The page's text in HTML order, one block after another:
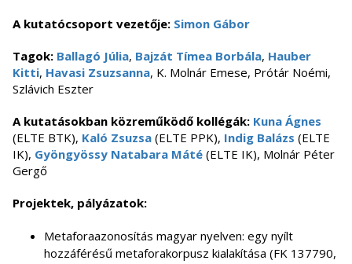
A kutatócsoport vezetője: Simon Gábor
Tagok: Ballagó Júlia, Bajzát Tímea Borbála, Hauber
Kitti, Havasi Zsuzsanna, K. Molnár Emese, Prótár Noémi,
Szlávich Eszter
A kutatásokban közreműködő kollégák: Kuna Ágnes
(ELTE BTK), Kaló Zsuzsa (ELTE PPK), Indig Balázs (ELTE
IK), Gyöngyössy Natabara Máté (ELTE IK), Molnár Péter
Gergő
Projektek, pályázatok:
Metaforaazonosítás magyar nyelven: egy nyílt
hozzáférésű metaforakorpusz kialakítása (FK 137790,